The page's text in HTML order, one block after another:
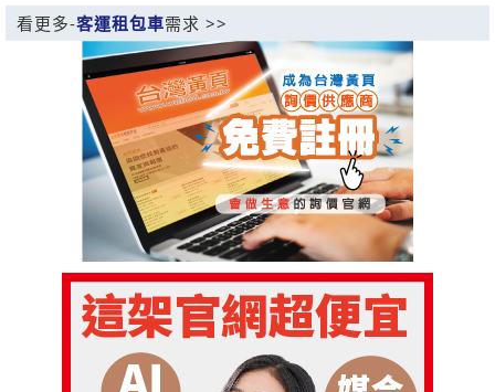
看更多-客運租包車需求 >>